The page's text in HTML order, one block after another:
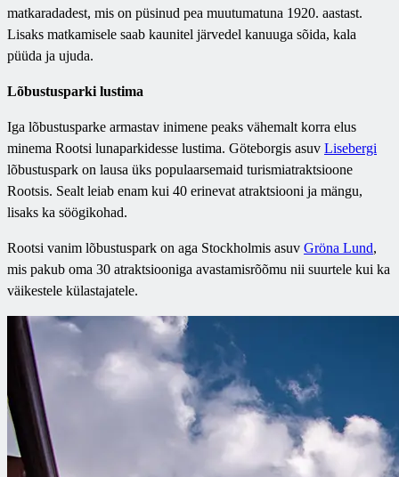
matkaradadest, mis on püsinud pea muutumatuna 1920. aastast.
Lisaks matkamisele saab kaunitel järvedel kanuuga sõida, kala
püüda ja ujuda.
Lõbustusparki lustima
Iga lõbustusparke armastav inimene peaks vähemalt korra elus
minema Rootsi lunaparkidesse lustima. Göteborgis asuv Lisebergi
lõbustuspark on lausa üks populaarsemaid turismiatraktsioone
Rootsis. Sealt leiab enam kui 40 erinevat atraktsiooni ja mängu,
lisaks ka söögikohad.
Rootsi vanim lõbustuspark on aga Stockholmis asuv Gröna Lund,
mis pakub oma 30 atraktsiooniga avastamisrõõmu nii suurtele kui ka
väikestele külastajatele.